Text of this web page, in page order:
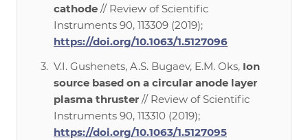
cathode // Review of Scientific
Instruments 90, 113309 (2019);
https://doi.org/10.1063/1.5127096
V.I. Gushenets, A.S. Bugaev, E.M. Oks, Ion
source based on a circular anode layer
plasma thruster // Review of Scientific
Instruments 90, 113310 (2019);
https://doi.org/10.1063/1.5127095